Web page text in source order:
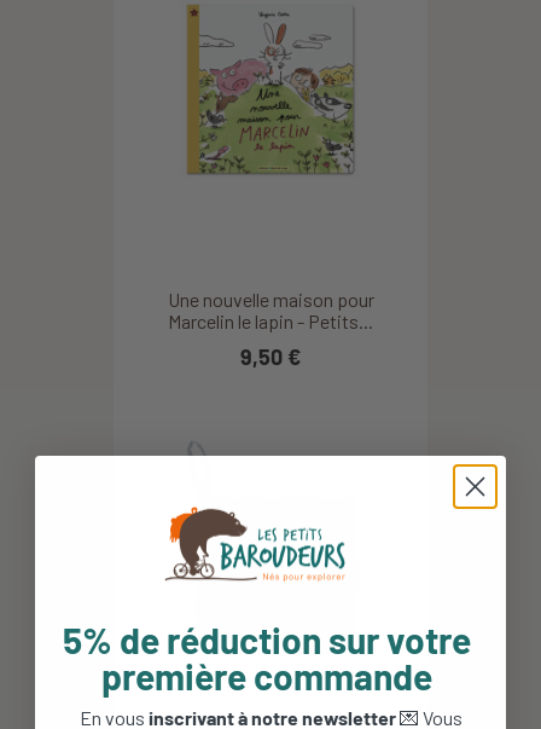
Une nouvelle maison pour
Marcelin le lapin - Petits...
9,50 €
5% de réduction sur votre
première commande
En vous inscrivant à notre newsletter💌 Vous